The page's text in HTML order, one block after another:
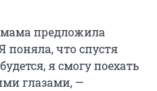
предложила
поняла, что спустя
я смогу поехать
глазами, —